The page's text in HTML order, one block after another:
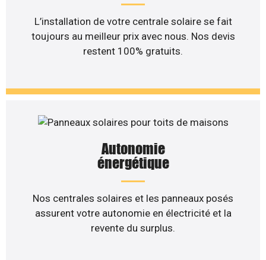
L’installation de votre centrale solaire se fait
toujours au meilleur prix avec nous. Nos devis
restent 100% gratuits.
Autonomie
énergétique
Nos centrales solaires et les panneaux posés
assurent votre autonomie en électricité et la
revente du surplus.